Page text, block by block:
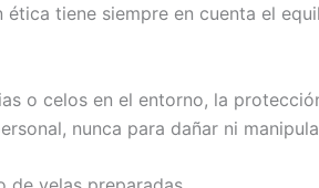
tiene siempre en cuenta el
o celos en el entorno, la
nunca para dañar ni